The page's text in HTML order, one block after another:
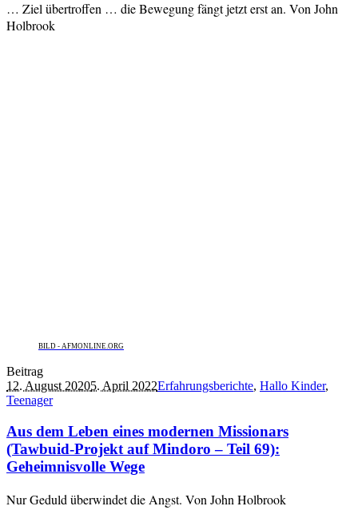
… Ziel übertroffen … die Bewegung fängt jetzt erst an. Von John
Holbrook
BILD - AFMONLINE.ORG
Beitrag
12. August 20205. April 2022Erfahrungsberichte, Hallo Kinder,
Teenager
Aus dem Leben eines modernen Missionars
(Tawbuid-Projekt auf Mindoro – Teil 69):
Geheimnisvolle Wege
Nur Geduld überwindet die Angst. Von John Holbrook